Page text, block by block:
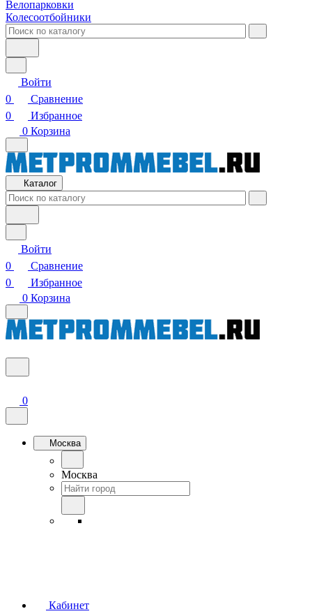
Велопарковки
Колесоотбойники
Войти
0
Сравнение
0
Избранное
0 Корзина
Каталог
Войти
0
Сравнение
0
Избранное
0 Корзина
0
Москва
Москва
Кабинет